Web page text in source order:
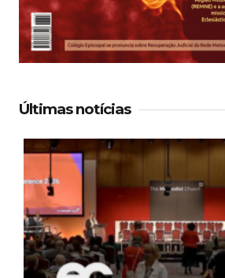
Últimas notícias